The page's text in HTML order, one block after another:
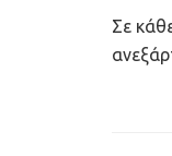
Σε